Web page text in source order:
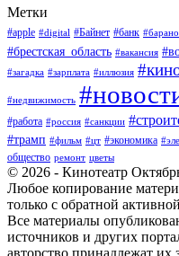
Метки
#apple #digital #Байнет #банк
#брестская_область #вакансия
#загадка #зарплата #иллюзия
#недвижимость
#работа #россия #санкции
#трамп #фильм #цт #экономика
общество ремонт цветы
© 2026 - Кинотеатр
Любое копирование
только с обратной
Все материалы
источников и других
авторство принадлежат их